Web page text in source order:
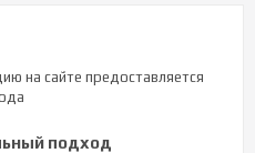
на сайте предоставляется
подход